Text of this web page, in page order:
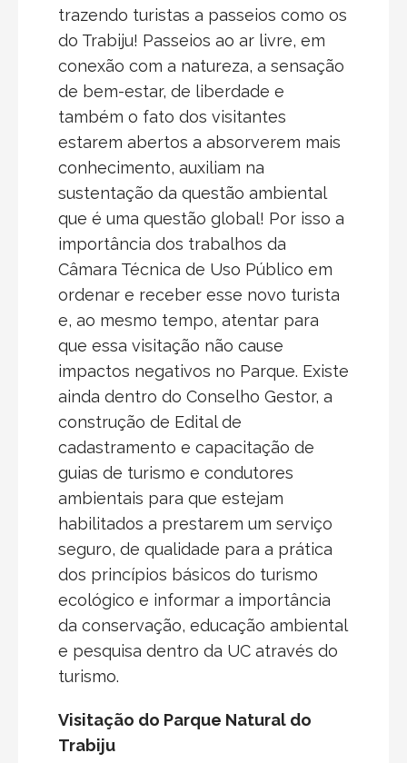
trazendo turistas a passeios como os
do Trabiju! Passeios ao ar livre, em
conexão com a natureza, a sensação
de bem-estar, de liberdade e
também o fato dos visitantes
estarem abertos a absorverem mais
conhecimento, auxiliam na
sustentação da questão ambiental
que é uma questão global! Por isso a
importância dos trabalhos da
Câmara Técnica de Uso Público em
ordenar e receber esse novo turista
e, ao mesmo tempo, atentar para
que essa visitação não cause
impactos negativos no Parque. Existe
ainda dentro do Conselho Gestor, a
construção de Edital de
cadastramento e capacitação de
guias de turismo e condutores
ambientais para que estejam
habilitados a prestarem um serviço
seguro, de qualidade para a prática
dos princípios básicos do turismo
ecológico e informar a importância
da conservação, educação ambiental
e pesquisa dentro da UC através do
turismo.
Visitação do Parque Natural do
Trabiju